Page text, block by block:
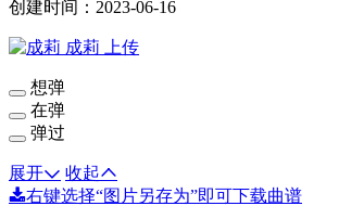
创建时间：2023-06-16
成莉 上传
想弹
在弹
弹过
展开
收起
右键选择“图片另存为”即可下载曲谱